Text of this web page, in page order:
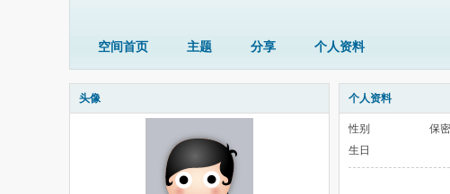
空间首页 主题 分享 个人资料
头像 个人资料
性别
保密
生日